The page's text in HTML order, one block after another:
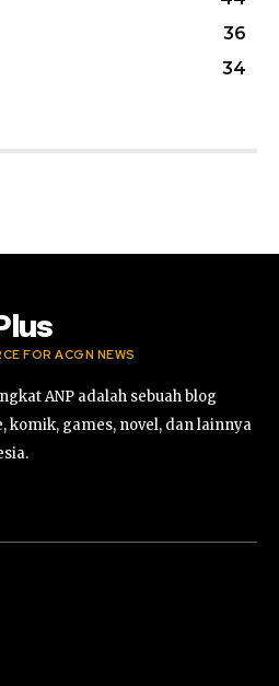
36
34
FOR ACGN NEWS
ANP adalah sebuah blog
komik, games, novel, dan lainnya